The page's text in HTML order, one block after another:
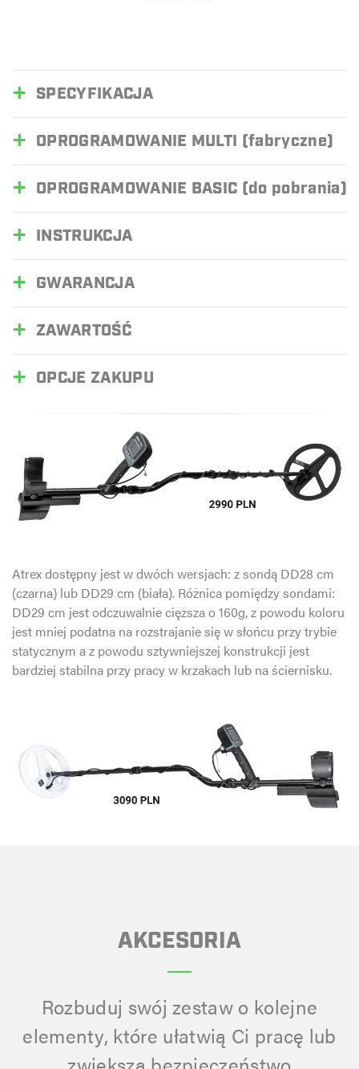
SPECYFIKACJA
OPROGRAMOWANIE MULTI (fabryczne)
OPROGRAMOWANIE BASIC (do pobrania)
INSTRUKCJA
GWARANCJA
ZAWARTOŚĆ
OPCJE ZAKUPU
Atrex dostępny jest w dwóch wersjach: z sondą DD28 cm
(czarna) lub DD29 cm (biała). Różnica pomiędzy sondami:
DD29 cm jest odczuwalnie cięższa o 160g, z powodu koloru
jest mniej podatna na rozstrajanie się w słońcu przy trybie
statycznym a z powodu sztywniejszej konstrukcji jest
bardziej stabilna przy pracy w krzakach lub na ściernisku.
AKCESORIA
Rozbuduj swój zestaw o kolejne
elementy, które ułatwią Ci pracę lub